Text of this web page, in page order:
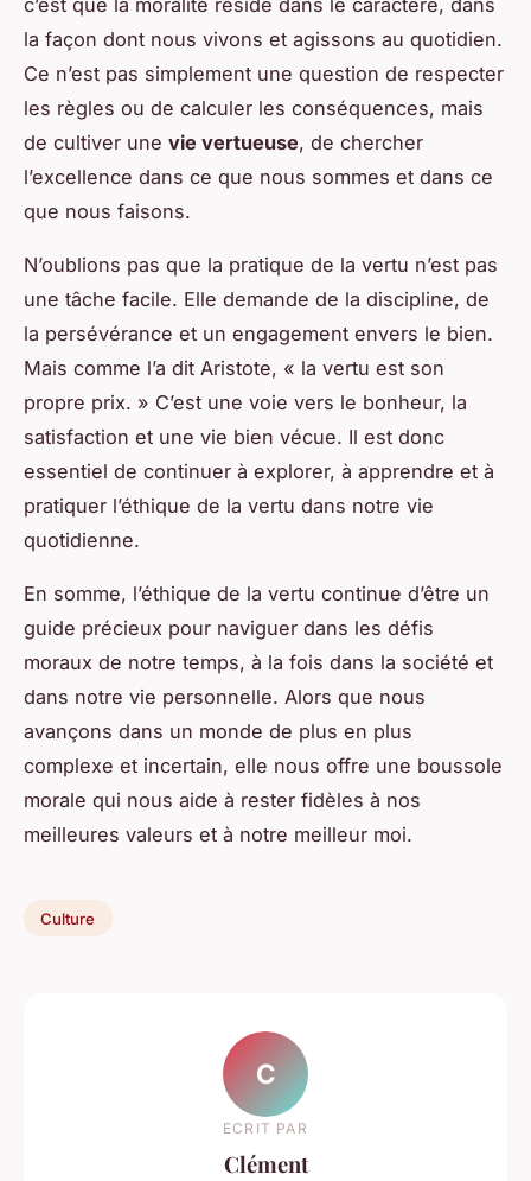
la façon dont nous vivons et agissons au quotidien.
Ce n’est pas simplement une question de respecter
les règles ou de calculer les conséquences, mais
de cultiver une vie vertueuse, de chercher
l’excellence dans ce que nous sommes et dans ce
que nous faisons.
N’oublions pas que la pratique de la vertu n’est pas
une tâche facile. Elle demande de la discipline, de
la persévérance et un engagement envers le bien.
Mais comme l’a dit Aristote, « la vertu est son
propre prix. » C’est une voie vers le bonheur, la
satisfaction et une vie bien vécue. Il est donc
essentiel de continuer à explorer, à apprendre et à
pratiquer l’éthique de la vertu dans notre vie
quotidienne.
En somme, l’éthique de la vertu continue d’être un
guide précieux pour naviguer dans les défis
moraux de notre temps, à la fois dans la société et
dans notre vie personnelle. Alors que nous
avançons dans un monde de plus en plus
complexe et incertain, elle nous offre une boussole
morale qui nous aide à rester fidèles à nos
meilleures valeurs et à notre meilleur moi.
Culture
C
ECRIT PAR
Clément